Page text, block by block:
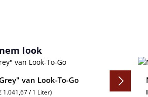
look
van Look-To-Go
1.041,67 / 1 Liter)